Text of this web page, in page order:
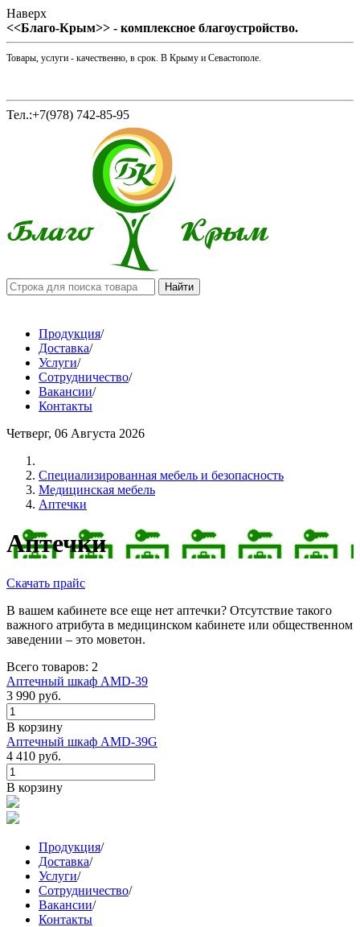
Наверх
<<Благо-Крым>> - комплексное благоустройство.
Товары, услуги - качественно, в срок. В Крыму и Севастополе.
Тел.:+7(978) 742-85-95
Продукция/
Доставка/
Услуги/
Сотрудничество/
Вакансии/
Контакты
Четверг, 06 Августа 2026
Cпециализированная мебель и безопасность
Медицинская мебель
Аптечки
Аптечки
Скачать прайс
В вашем кабинете все еще нет аптечки? Отсутствие такого
важного атрибута в медицинском кабинете или общественном
заведении – это моветон.
Всего товаров: 2
Аптечный шкаф AMD-39
3 990 руб.
В корзину
Аптечный шкаф AMD-39G
4 410 руб.
В корзину
Продукция/
Доставка/
Услуги/
Сотрудничество/
Вакансии/
Контакты